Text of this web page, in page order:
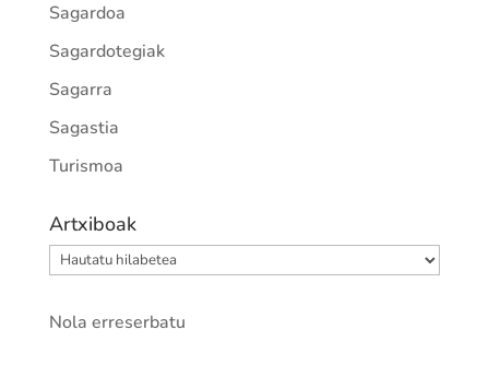
Sagardoa
Sagardotegiak
Sagarra
Sagastia
Turismoa
Artxiboak
Artxiboak
Nola erreserbatu